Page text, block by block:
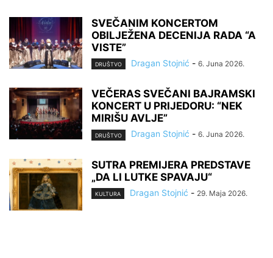
SVEČANIM KONCERTOM
OBILJEŽENA DECENIJA RADA “A
VISTE”
DRUŠTVO Dragan Stojnić - 6. Juna 2026.
VEČERAS SVEČANI BAJRAMSKI
KONCERT U PRIJEDORU: “NEK
MIRIŠU AVLJE”
DRUŠTVO Dragan Stojnić - 6. Juna 2026.
SUTRA PREMIJERA PREDSTAVE
„DA LI LUTKE SPAVAJU“
KULTURA Dragan Stojnić - 29. Maja 2026.